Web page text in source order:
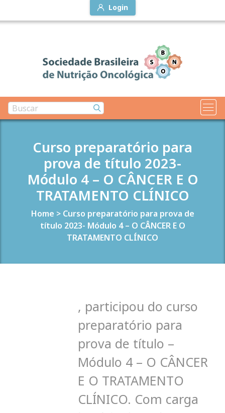
Login
Curso preparatório para
prova de título 2023-
Módulo 4 – O CÂNCER E O
TRATAMENTO CLÍNICO
Home > Curso preparatório para prova de
título 2023- Módulo 4 – O CÂNCER E O
TRATAMENTO CLÍNICO
, participou do curso
preparatório para
prova de título –
Módulo 4 – O CÂNCER
E O TRATAMENTO
CLÍNICO. Com carga